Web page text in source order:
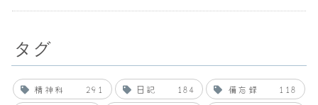
タグ
精神科 291 日記 184 備忘録
118